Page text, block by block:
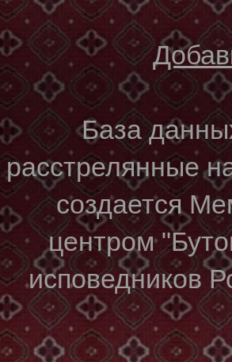
База
расстрелянные
создается
центром
исповедников